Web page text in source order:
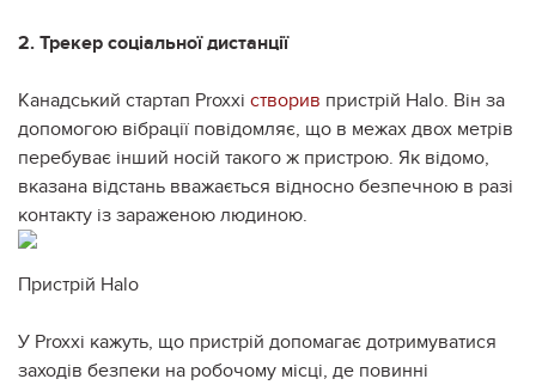
2. Трекер соціальної дистанції
Канадський стартап Proxxi створив пристрій Halo. Він за
допомогою вібрації повідомляє, що в межах двох метрів
перебуває інший носій такого ж пристрою. Як відомо,
вказана відстань вважається відносно безпечною в разі
контакту із зараженою людиною.
Пристрій Halo
У Proxxi кажуть, що пристрій допомагає дотримуватися
заходів безпеки на робочому місці, де повинні